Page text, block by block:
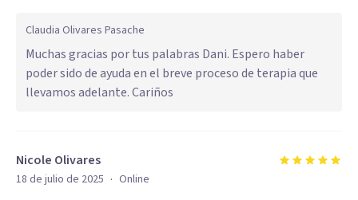
Claudia Olivares Pasache
Muchas gracias por tus palabras Dani. Espero haber
poder sido de ayuda en el breve proceso de terapia que
llevamos adelante. Cariños
Nicole Olivares
18 de julio de 2025 · Online